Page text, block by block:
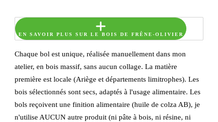
EN SAVOIR PLUS SUR LE BOIS DE FRÊNE-OLIVIER
Chaque bol est unique, réalisée manuellement dans mon
atelier, en bois massif, sans aucun collage. La matière
première est locale (Ariège et départements limitrophes). Les
bois sélectionnés sont secs, adaptés à l'usage alimentaire. Les
bols reçoivent une finition alimentaire (huile de colza AB), je
n'utilise AUCUN autre produit (ni pâte à bois, ni résine, ni